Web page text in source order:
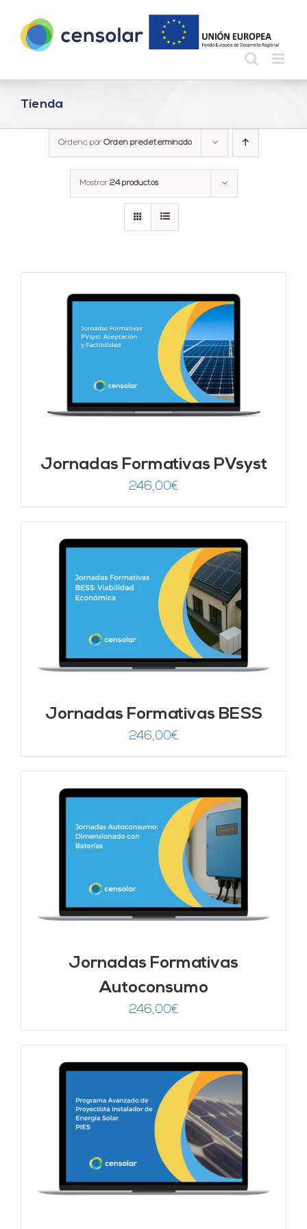
contenido
Tienda
Ordena por Orden predeterminado
Mostrar 24 productos
Jornadas Formativas PVsyst
246,00€
Jornadas Formativas BESS
246,00€
Jornadas Formativas
Autoconsumo
246,00€